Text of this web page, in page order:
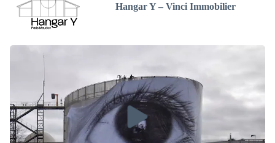
Hangar Y – Vinci Immobilier​